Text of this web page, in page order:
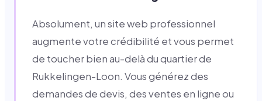
Absolument, un site web professionnel
augmente votre crédibilité et vous permet
de toucher bien au-delà du quartier de
Rukkelingen-Loon. Vous générez des
demandes de devis, des ventes en ligne ou